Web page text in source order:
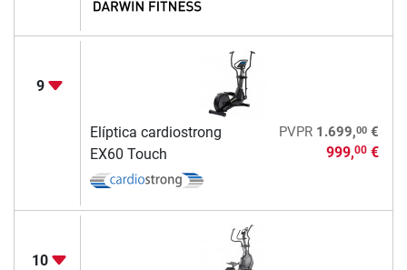
9
Elíptica cardiostrong
EX60 Touch
PVPR 1.699,00€
999,00€
10